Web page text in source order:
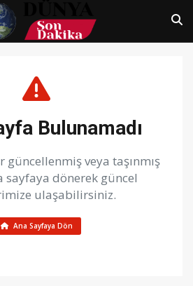
Bulunamadı
güncellenmiş veya taşınmış
sayfaya dönerek güncel
ulaşabilirsiniz.
Ana Sayfaya Dön